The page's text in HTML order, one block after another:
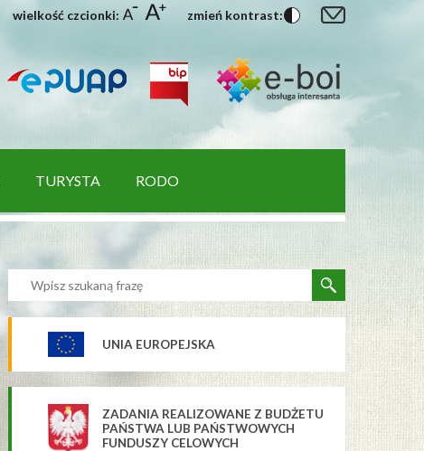
wielkość czcionki: zmień kontrast:
TURYSTA RODO
UNIA EUROPEJSKA
ZADANIA REALIZOWANE Z BUDŻETU
PAŃSTWA LUB PAŃSTWOWYCH
FUNDUSZY CELOWYCH